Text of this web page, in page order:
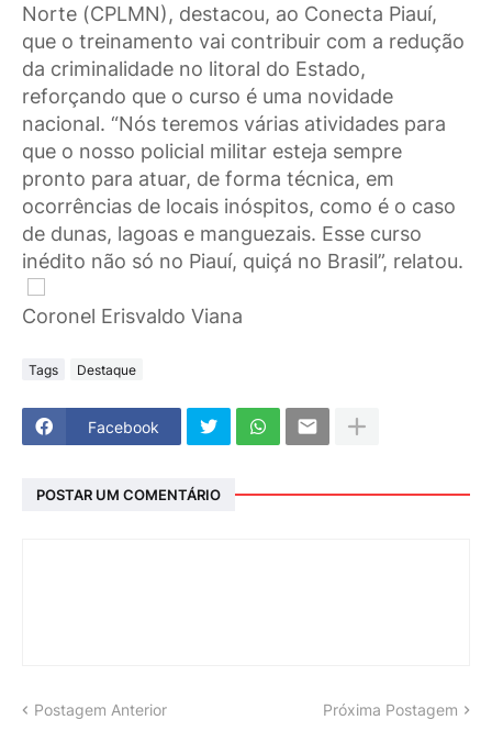
Norte (CPLMN), destacou, ao Conecta Piauí,
que o treinamento vai contribuir com a redução
da criminalidade no litoral do Estado,
reforçando que o curso é uma novidade
nacional. “Nós teremos várias atividades para
que o nosso policial militar esteja sempre
pronto para atuar, de forma técnica, em
ocorrências de locais inóspitos, como é o caso
de dunas, lagoas e manguezais. Esse curso
inédito não só no Piauí, quiçá no Brasil”, relatou.
Coronel Erisvaldo Viana
Tags Destaque
Facebook
POSTAR UM COMENTÁRIO
Postagem Anterior Próxima Postagem